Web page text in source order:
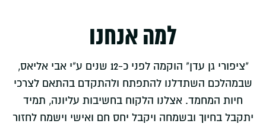
למה אנחנו
"ציפורי גן עדן" הוקמה לפני כ-12 שנים ע"י אבי אליאס,
שבמהלכם השתדלנו להתפתח ולהתקדם בהתאם לצרכי
חיות המחמד. אצלנו הלקוח בחשיבות עליונה, תמיד
יתקבל בחיוך ובשמחה ויקבל יחס חם ואישי וישמח לחזור